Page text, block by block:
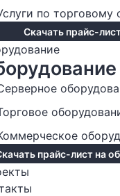
по торговому
Скачать прайс-
прайс-лист на